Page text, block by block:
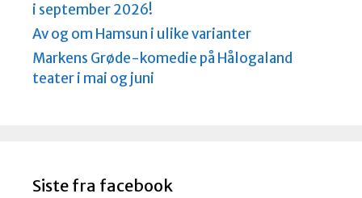
i september 2026!
Av og om Hamsun i ulike varianter
Markens Grøde-komedie på Hålogaland
teater i mai og juni
Siste fra facebook